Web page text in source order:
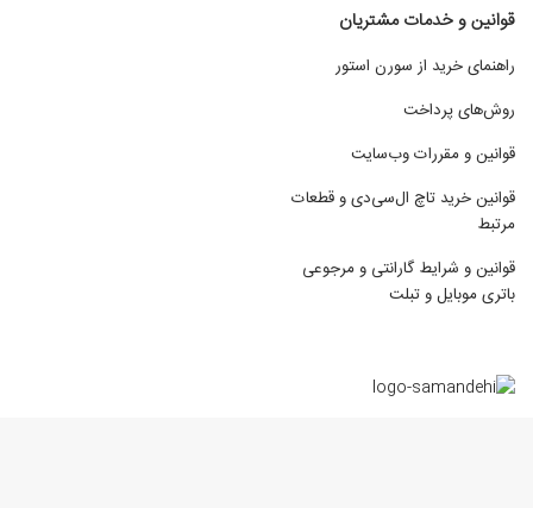
قوانین و خدمات مشتریان
راهنمای خرید از سورن استور
روش‌های پرداخت
قوانین و مقررات وب‌سایت
قوانین خرید تاچ ال‌سی‌دی و قطعات
مرتبط
قوانین و شرایط گارانتی و مرجوعی
باتری موبایل و تبلت